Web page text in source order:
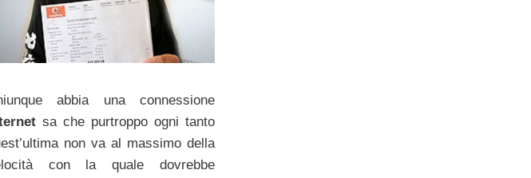
abbia una connessione
sa che purtroppo ogni tanto
non va al massimo della
con la quale dovrebbe